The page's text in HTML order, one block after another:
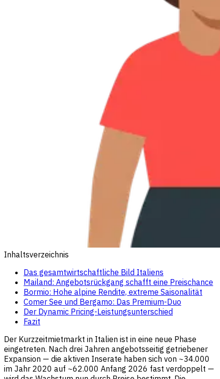
Inhaltsverzeichnis
Das gesamtwirtschaftliche Bild Italiens
Mailand: Angebotsrückgang schafft eine Preischance
Bormio: Hohe alpine Rendite, extreme Saisonalität
Comer See und Bergamo: Das Premium-Duo
Der Dynamic Pricing-Leistungsunterschied
Fazit
Der Kurzzeitmietmarkt in Italien ist in eine neue Phase
eingetreten. Nach drei Jahren angebotsseitig getriebener
Expansion — die aktiven Inserate haben sich von ~34.000
im Jahr 2020 auf ~62.000 Anfang 2026 fast verdoppelt —